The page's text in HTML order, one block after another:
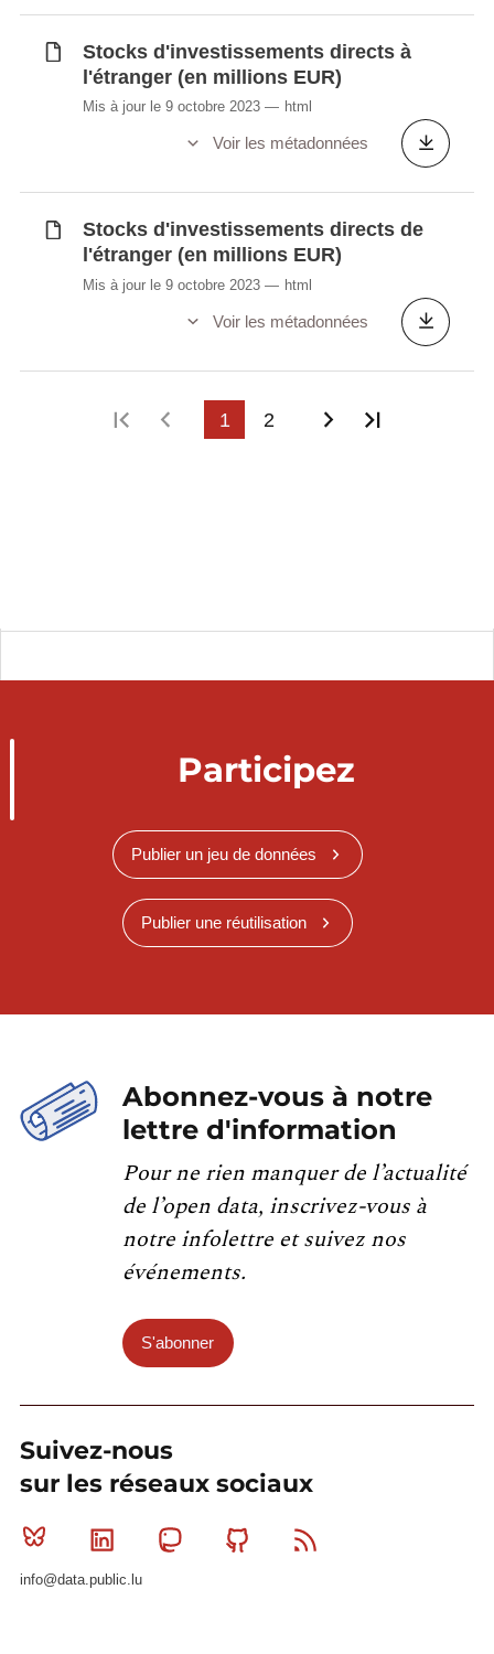
Stocks d'investissements directs à
l'étranger (en millions EUR)
Mis à jour le 9 octobre 2023 html
Voir les métadonnées
Stocks d'investissements directs de
l'étranger (en millions EUR)
Mis à jour le 9 octobre 2023 html
Voir les métadonnées
Première page
Page précédente
1 2 Page suivante
Participez
Publier un jeu de données
Publier une réutilisation
Abonnez-vous à notre
lettre d'information
Pour ne rien manquer de l’actualité
de l’open data, inscrivez-vous à
notre infolettre et suivez nos
événements.
S'abonner
Suivez-nous
sur les réseaux sociaux
Bluesky Linkedin MastodonGithub
info@data.public.lu